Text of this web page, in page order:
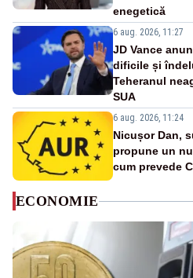
enegetică
6 aug. 2026, 11:27
JD Vance
dificile și
Teheranul
SUA
6 aug. 2026, 11:24
Nicușor Dan,
propune un
cum prevede
ECONOMIE